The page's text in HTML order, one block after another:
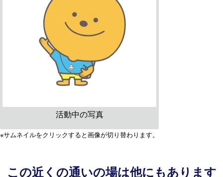
活動中の写真
※サムネイルをクリックすると画像が切り替わります。
この近くの通いの場は他にもあります